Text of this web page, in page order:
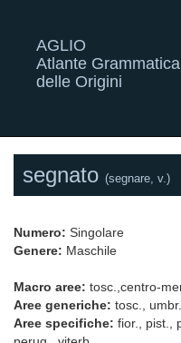
AGLIO
Atlante
delle Origini
segnato (segnare, v.)
Numero: Singolare
Genere: Maschile
Macro aree: tosc.,centro-
Aree generiche: tosc.,
Aree specifiche: fior., pist.,